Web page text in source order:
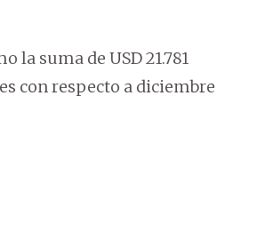
la suma de USD 21.781
con respecto a diciembre